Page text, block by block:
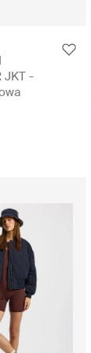
JKT -